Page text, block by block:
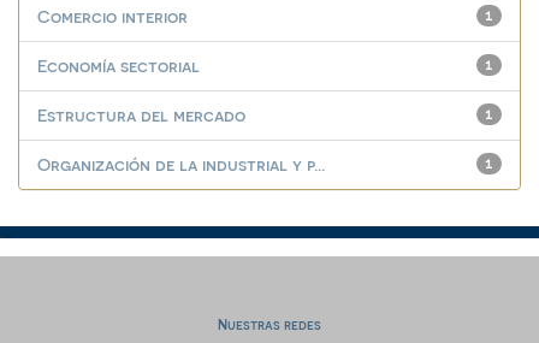
1
Comercio interior
1
Economía sectorial
1
Estructura del mercado
1
Organización de la industrial y p...
Nuestras redes